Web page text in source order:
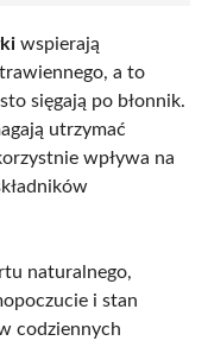
wspierają
a to
sięgają po błonnik.
utrzymać
wpływa na
naturalnego,
i stan
codziennych